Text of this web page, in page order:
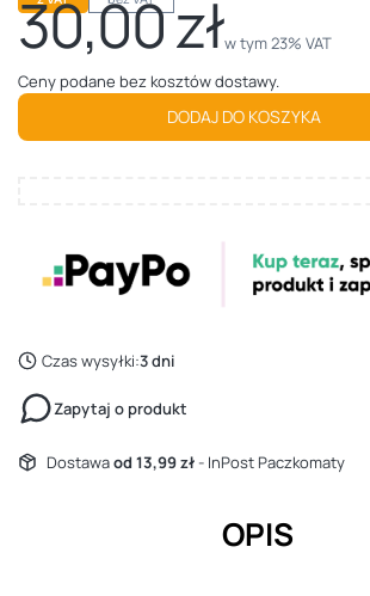
Cena
30,00 złw tym 23% VAT
w tym23% VAT
Ceny podane bez kosztów dostawy.
DODAJ DO KOSZYKA
Czas wysyłki:3 dni
Zapytaj o produkt
Dostawaod 13,99 zł- InPost Paczkomaty
OPIS